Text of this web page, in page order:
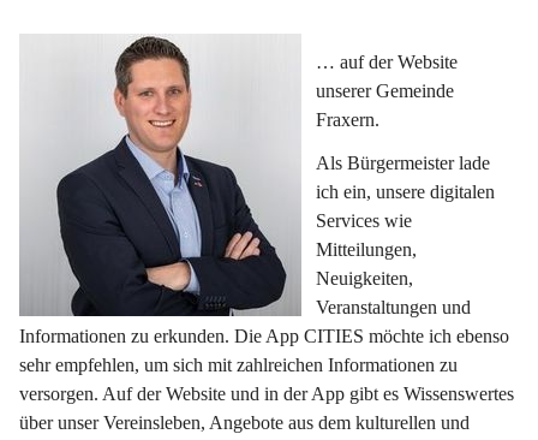
… auf der Website
unserer Gemeinde
Fraxern.
Als Bürgermeister lade
ich ein, unsere digitalen
Services wie
Mitteilungen,
Neuigkeiten,
Veranstaltungen und
Informationen zu erkunden. Die App CITIES möchte ich ebenso
sehr empfehlen, um sich mit zahlreichen Informationen zu
versorgen. Auf der Website und in der App gibt es Wissenswertes
über unser Vereinsleben, Angebote aus dem kulturellen und